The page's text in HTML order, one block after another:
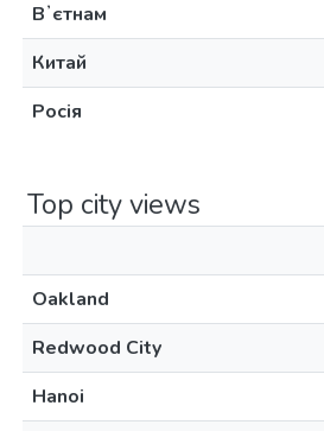
Вʼєтнам
Китай
Росія
Top city views
Oakland
Redwood City
Hanoi